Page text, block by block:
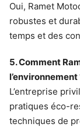
Oui, Ramet
robustes et
temps et des
5. Comment
l’environnement
L’entreprise
pratiques éco-
techniques de